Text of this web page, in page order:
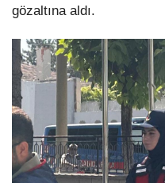
gözaltına aldı.